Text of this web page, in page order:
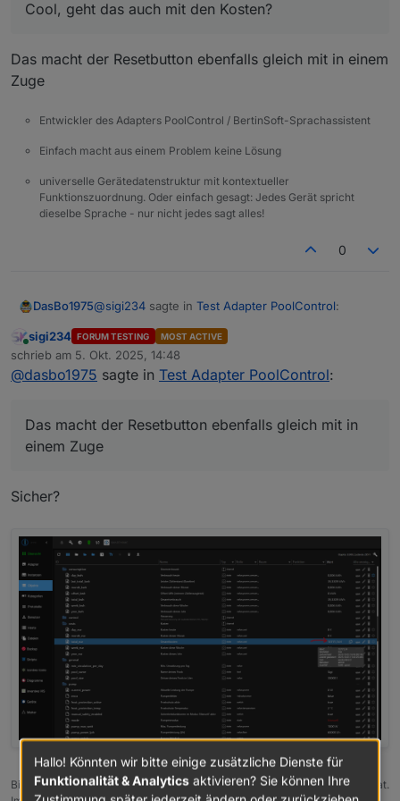
Adapter → Benutzerdefiniert installieren gehen und
Arbeit.
Viele Grüße
Cool, geht das auch mit den Kosten?
Das macht der Resetbutton ebenfalls gleich mit in einem
Zuge
Entwickler des Adapters PoolControl / BertinSoft-Sprachassistent
Einfach macht aus einem Problem keine Lösung
universelle Gerätedatenstruktur mit kontextueller
Funktionszuordnung. Oder einfach gesagt: Jedes Gerät spricht
dieselbe Sprache - nur nicht jedes sagt alles!
0
DasBo1975@sigi234 sagte in Test Adapter PoolControl:
@dasbo1975sagte in
PoolControl:
ch habe einen Resetbutton eingefügt. Er
setzt alle Wert auf =. Der Button ist im
Das macht der Resetbutton ebenfalls gleich mit in
Online
sigi234 FORUM TESTING MOST ACTIVE
schrieb am 5. Okt. 2025, 14:48
zuletzt editiert von
@dasbo1975 sagte in Test Adapter PoolControl:
Das macht der Resetbutton ebenfalls gleich mit in
einem Zuge
Sicher?
Bitte benutzt das Voting rechts unten im Beitrag wenn er euch geholfen hat.
Hallo! Könnten wir bitte einige zusätzliche Dienste für
Funktionalität & Analytics aktivieren? Sie können Ihre